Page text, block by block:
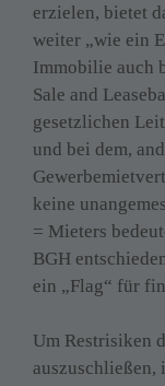
erzielen, bietet
weiter „wie ein
Immobilie auch
Sale and
gesetzlichen
und bei dem,
keine
= Mieters
BGH
ein „Flag“ für
Um Restrisiken
auszuschließen,